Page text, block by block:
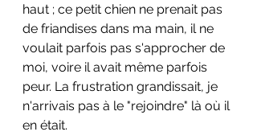
haut ; ce petit chien ne prenait pas
de friandises dans ma main, il ne
voulait parfois pas s'approcher de
moi, voire il avait même parfois
peur. La frustration grandissait, je
n'arrivais pas à le "rejoindre" là où il
en était.